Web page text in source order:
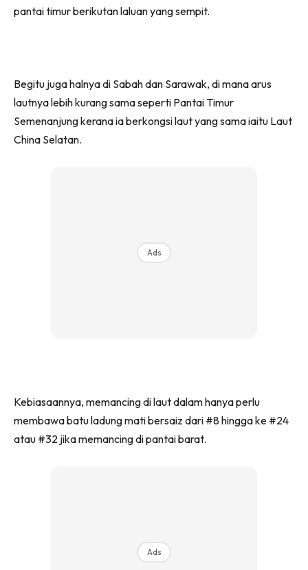
pantai timur berikutan laluan yang sempit.
Begitu juga halnya di Sabah dan Sarawak, di mana arus
lautnya lebih kurang sama seperti Pantai Timur
Semenanjung kerana ia berkongsi laut yang sama iaitu Laut
China Selatan.
Ads
Kebiasaannya, memancing di laut dalam hanya perlu
membawa batu ladung mati bersaiz dari #8 hingga ke #24
atau #32 jika memancing di pantai barat.
Ads